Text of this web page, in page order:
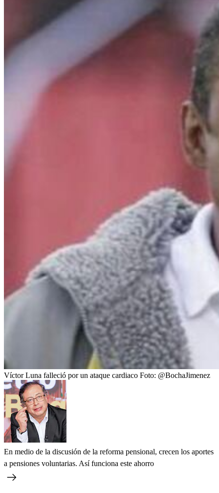
Víctor Luna falleció por un ataque cardiaco Foto: @BochaJimenez
En medio de la discusión de la reforma pensional, crecen los aportes
a pensiones voluntarias. Así funciona este ahorro